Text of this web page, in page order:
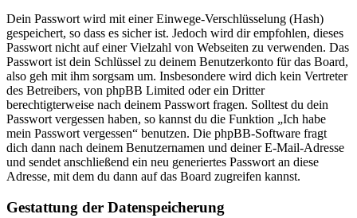
Dein Passwort wird mit einer Einwege-Verschlüsselung (Hash)
gespeichert, so dass es sicher ist. Jedoch wird dir empfohlen, dieses
Passwort nicht auf einer Vielzahl von Webseiten zu verwenden. Das
Passwort ist dein Schlüssel zu deinem Benutzerkonto für das Board,
also geh mit ihm sorgsam um. Insbesondere wird dich kein Vertreter
des Betreibers, von phpBB Limited oder ein Dritter
berechtigterweise nach deinem Passwort fragen. Solltest du dein
Passwort vergessen haben, so kannst du die Funktion „Ich habe
mein Passwort vergessen“ benutzen. Die phpBB-Software fragt
dich dann nach deinem Benutzernamen und deiner E-Mail-Adresse
und sendet anschließend ein neu generiertes Passwort an diese
Adresse, mit dem du dann auf das Board zugreifen kannst.
Gestattung der Datenspeicherung